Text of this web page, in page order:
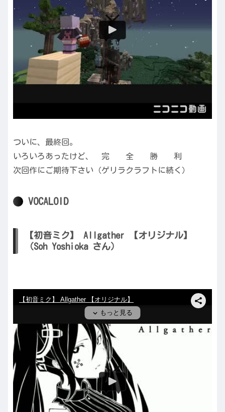
ついに、最終回。
いろいろあったけど、 完 全 勝 利
次回作にご期待下さい（ゲリラクラフトに続く）
VOCALOID
【初音ミク】 Allgather 【オリジナル】
（Soh Yoshioka さん）